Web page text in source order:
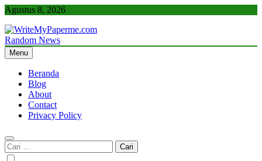
Skip
content
Agustus 8, 2026
WriteMyPaperme.com
Bisnis, Kuliner, Teknologi
Random News
Menu
Beranda
Blog
About
Contact
Privacy Policy
Cari
untuk: